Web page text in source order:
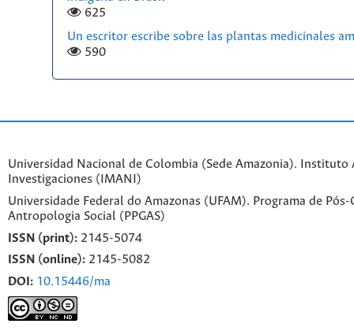
625
Un escritor escribe sobre las plantas medicinales
590
Universidad Nacional de Colombia (Sede Amazonia). Instituto
Investigaciones (IMANI)
Universidade Federal do Amazonas (UFAM). Programa de Pós-
Antropologia Social (PPGAS)
ISSN (print): 2145-5074
ISSN (online): 2145-5082
DOI: 10.15446/ma